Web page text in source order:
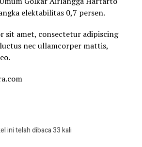
elektabilitas 0,7 persen.
sit amet, consectetur adipiscing
nec ullamcorper mattis,
ini telah dibaca 33 kali